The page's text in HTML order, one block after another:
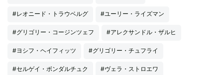
#レオニード・トラウベルグ #ユーリー・ライズマン
#グリゴリー・コージンツェフ #アレクサンドル・ザルヒ
#ヨシフ・ヘイフィッツ #グリゴリー・チュフライ
#セルゲイ・ボンダルチュク #ヴェラ・ストロエワ